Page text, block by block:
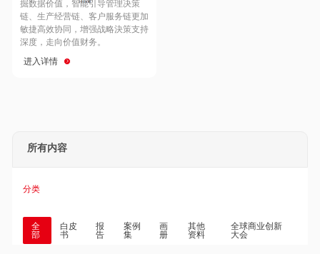
Hong Kong
掘数据价值，智能引导管理决策
链、生产经营链、客户服务链更加
敏捷高效协同，增强战略決策支持
深度，走向价值财务。
进入详情
所有内容
分类
全
部
白皮
书
报
告
案例
集
画
册
其他
资料
全球商业创新
大会